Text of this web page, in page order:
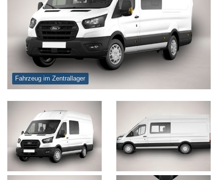
Fahrzeug im Zentrallager